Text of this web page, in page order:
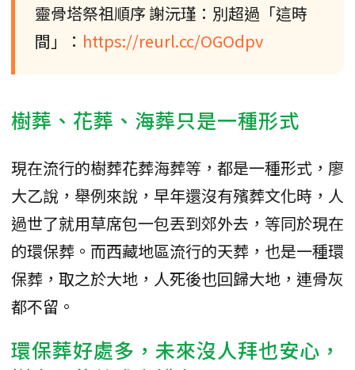
靈骨塔祭祖順序 謝沅瑾：別超過「這時
間」： https://reurl.cc/OGOdpv
樹葬、花葬、海葬只是一種形式
現在流行的樹葬花葬海葬等，都是一種形式，廖
大乙說，舉例來說，早年還沒有殯葬文化時，人
過世了就用草席包一包丟到郊外去，等同於現在
的環保葬。而西藏地區流行的天葬，也是一種環
保葬，取之於大地，人死後也回歸大地，連骨灰
都不留。
環保葬好處多，未來沒人拜也安心，